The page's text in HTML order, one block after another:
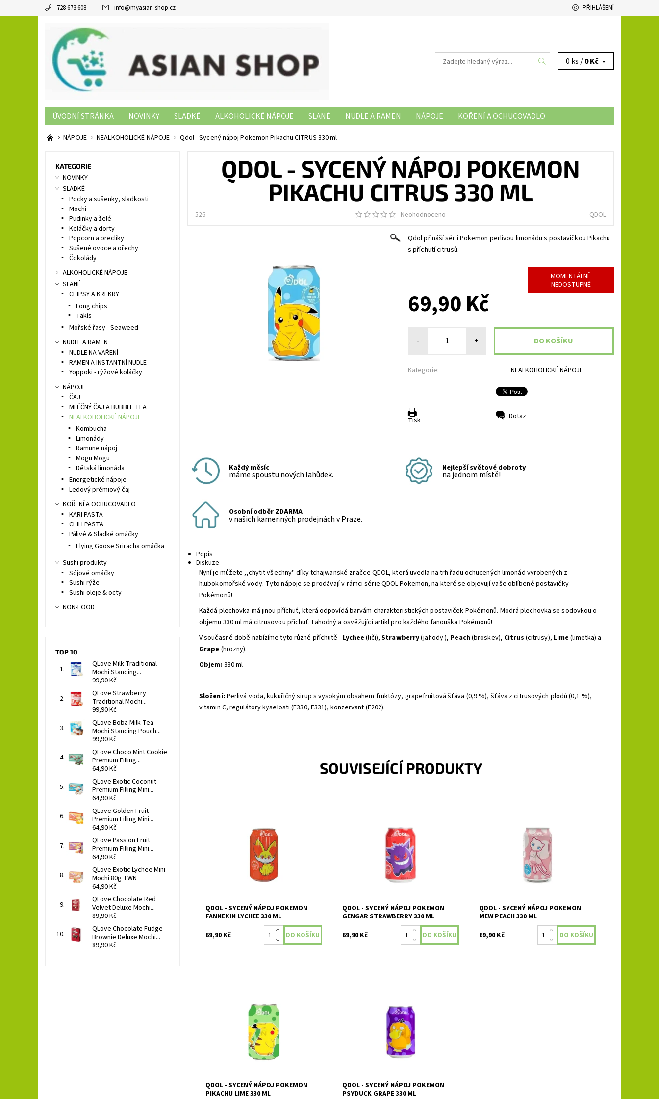
728 673 608 info@myasian-shop.cz PŘIHLÁŠENÍ
0 ks /0 Kč
ÚVODNÍ STRÁNKA NOVINKY SLADKÉ ALKOHOLICKÉ NÁPOJE SLANÉ NUDLE A RAMEN NÁPOJE
KOŘENÍ A OCHUCOVADLO
SUSHI PRODUKTY
NON-FOOD KONTAKTY NAŠE PRODEJNY
NÁPOJE NEALKOHOLICKÉ NÁPOJE Qdol - Sycený nápoj Pokemon Pikachu CITRUS 330 ml
QDOL - SYCENÝ NÁPOJ POKEMON
PIKACHU CITRUS 330 ML
526 Neohodnoceno QDOL
Qdol přináší sérii Pokemon perlivou limonádu s postavičkou Pikachu
s příchutí citrusů.
MOMENTÁLNĚ
NEDOSTUPNÉ
69,90 Kč
- +
Kategorie: NEALKOHOLICKÉ NÁPOJE
Tisk Dotaz
Každý měsíc
máme spoustu nových lahůdek.
Nejlepší světové dobroty
na jednom místě!
Osobní odběr ZDARMA
v našich kamenných prodejnách v Praze.
Popis
Diskuze
Nyní je můžete ,,chytit všechny'' díky tchajwanské značce QDOL, která uvedla na trh řadu ochucených limonád vyrobených z
hlubokomořské vody. Tyto nápoje se prodávají v rámci série QDOL Pokemon, na které se objevují vaše oblíbené postavičky
Pokémonů!
Každá plechovka má jinou příchuť, která odpovídá barvám charakteristických postaviček Pokémonů. Modrá plechovka se sodovkou o
objemu 330 ml má citrusovou příchuť. Lahodný a osvěžující artikl pro každého fanouška Pokémonů!
V současné době nabízíme tyto různé příchutě - Lychee (liči),Strawberry(jahody ), Peach(broskev), Citrus (citrusy), Lime(limetka) a
Grape (hrozny).
Objem: 330 ml
Složení: Perlivá voda, kukuřičný sirup s vysokým obsahem fruktózy, grapefruitová šťáva (0,9 %), šťáva z citrusových plodů (0,1 %),
vitamin C, regulátory kyselosti (E330, E331), konzervant (E202).
SOUVISEJÍCÍ PRODUKTY
Qdol přináší sérii Pokemon perlivou
limonádu s postavičkou Fannekin s
Skladem
QDOL - SYCENÝ NÁPOJ POKEMON
FANNEKIN LYCHEE 330 ML
69,90 Kč
Qdol přináší sérii Pokemon perlivou
limonádu s postavičkou Gengar s
Momentálně
nedostupné
QDOL - SYCENÝ NÁPOJ POKEMON
GENGAR STRAWBERRY 330 ML
69,90 Kč
Qdol přináší sérii Pokemon perlivou
limonádu s postavičkou Mew s příchutí
Momentálně
nedostupné
QDOL - SYCENÝ NÁPOJ POKEMON
MEW PEACH 330 ML
69,90 Kč
Qdol přináší sérii Pokemon perlivou
limonádu s postavičkou Pikachu s
Momentálně
nedostupné
QDOL - SYCENÝ NÁPOJ POKEMON
PIKACHU LIME 330 ML
Qdol přináší sérii Pokemon perlivou
limonádu s postavičkou Psyduck s
Skladem
QDOL - SYCENÝ NÁPOJ POKEMON
PSYDUCK GRAPE 330 ML
KATEGORIE
NOVINKY
SLADKÉ
Pocky a sušenky, sladkosti
Mochi
Pudinky a želé
Koláčky a dorty
Popcorn a preclíky
Sušené ovoce a ořechy
Čokolády
ALKOHOLICKÉ NÁPOJE
SLANÉ
CHIPSY A KREKRY
Long chips
Takis
Mořské řasy - Seaweed
NUDLE A RAMEN
NUDLE NA VAŘENÍ
RAMEN A INSTANTNÍ NUDLE
Yoppoki - rýžové koláčky
NÁPOJE
ČAJ
MLÉČNÝ ČAJ A BUBBLE TEA
NEALKOHOLICKÉ NÁPOJE
Kombucha
Limonády
Ramune nápoj
Mogu Mogu
Dětská limonáda
Energetické nápoje
Ledový prémiový čaj
KOŘENÍ A OCHUCOVADLO
KARI PASTA
CHILI PASTA
Pálivé & Sladké omáčky
Flying Goose Sriracha omáčka
Sushi produkty
Sójové omáčky
Sushi rýže
Sushi oleje & octy
NON-FOOD
TOP 10
QLove Milk Traditional
Mochi Standing...
99,90 Kč
QLove Strawberry
Traditional Mochi...
99,90 Kč
QLove Boba Milk Tea
Mochi Standing Pouch...
99,90 Kč
QLove Choco Mint Cookie
Premium Filling...
64,90 Kč
QLove Exotic Coconut
Premium Filling Mini...
64,90 Kč
QLove Golden Fruit
Premium Filling Mini...
64,90 Kč
QLove Passion Fruit
Premium Filling Mini...
64,90 Kč
QLove Exotic Lychee Mini
Mochi 80g TWN
64,90 Kč
QLove Chocolate Red
Velvet Deluxe Mochi...
89,90 Kč
QLove Chocolate Fudge
Brownie Deluxe Mochi...
89,90 Kč